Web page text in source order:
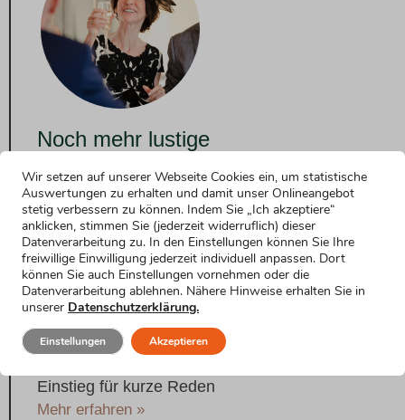
Noch mehr lustige
Rede zur Silberhochzeit: humorvoller Einstieg
Mehr erfahren »
Festlicher Einstieg in die Rede zur
Silberhochzeit
Mehr erfahren »
Einstieg für nervöse Redner
Mehr erfahren »
Einstieg für kurze Reden
Mehr erfahren »
Wir setzen auf unserer Webseite Cookies ein, um statistische
Auswertungen zu erhalten und damit unser Onlineangebot
stetig verbessern zu können. Indem Sie „Ich akzeptiere“
anklicken, stimmen Sie (jederzeit widerruflich) dieser
Datenverarbeitung zu. In den Einstellungen können Sie Ihre
freiwillige Einwilligung jederzeit individuell anpassen. Dort
können Sie auch Einstellungen vornehmen oder die
Datenverarbeitung ablehnen. Nähere Hinweise erhalten Sie in
unserer Datenschutzerklärung.
Akzeptieren
Einstellungen